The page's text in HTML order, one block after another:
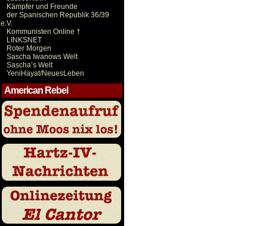
Kämpfer und Freunde
der Spanischen Republik 36/39
e.V.
Kommunisten Online †
LINKSNET
Roter Morgen
Sascha Iwanows Welt
Sascha’s Welt
YeniHayat/NeuesLeben
American Rebel